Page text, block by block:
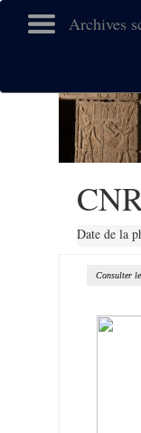
Archives
Date de la
Consulter